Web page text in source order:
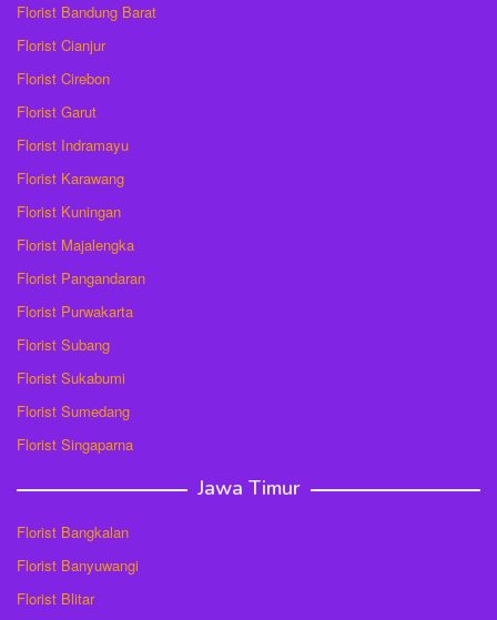
Florist Bandung Barat
Florist Cianjur
Florist Cirebon
Florist Garut
Florist Indramayu
Florist Karawang
Florist Kuningan
Florist Majalengka
Florist Pangandaran
Florist Purwakarta
Florist Subang
Florist Sukabumi
Florist Sumedang
Florist Singaparna
Jawa Timur
Florist Bangkalan
Florist Banyuwangi
Florist Blitar